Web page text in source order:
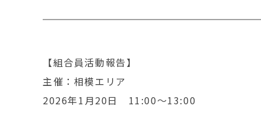
【組合員活動報告】
主催：相模エリア
2026年1月20日 11:00～13:00